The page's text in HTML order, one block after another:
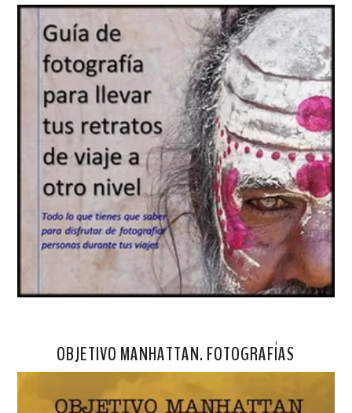
OBJETIVO MANHATTAN. FOTOGRAFÍAS